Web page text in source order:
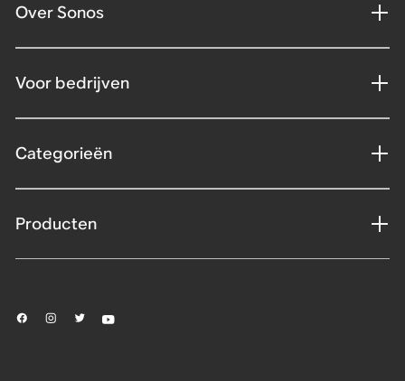
Over Sonos
Voor bedrijven
Categorieën
Producten